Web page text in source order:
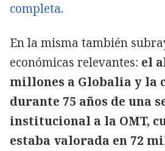
completa.
En la misma también
económicas relevantes: el
millones a Globalia y la
durante 75 años de una
institucional a la OMT,
estaba valorada en 72